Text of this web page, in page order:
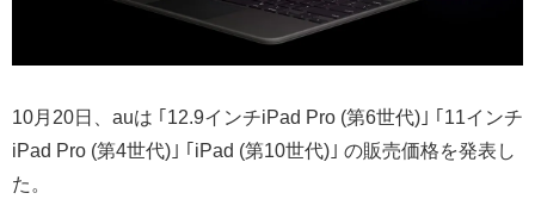
10月20日、auは ｢12.9インチiPad Pro (第6世代)｣ ｢11インチ
iPad Pro (第4世代)｣ ｢iPad (第10世代)｣ の販売価格を発表し
た。